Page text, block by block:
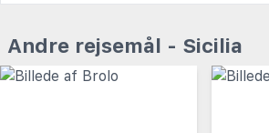
Andre rejsemål - Sicilia